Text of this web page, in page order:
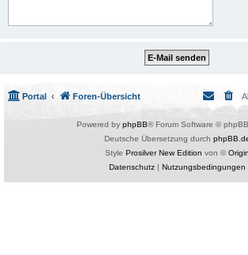
Portal Foren-Übersicht
Powered by phpBB® Forum Software ©
Deutsche Übersetzung durch
Style Prosilver New Edition von ©Origin
Datenschutz| Nutzungsbedingungen